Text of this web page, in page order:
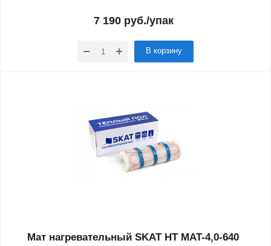
7 190руб./упак
В корзину
Мат нагревательный SKAT HT MAT-4,0-640